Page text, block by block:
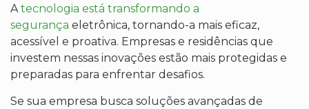
Atecnologia está transformando a
segurança eletrônica, tornando-a mais eficaz,
acessível e proativa. Empresas e residências que
investem nessas inovações estão mais protegidas e
preparadas para enfrentar desafios.
Se sua empresa busca soluções avançadas de